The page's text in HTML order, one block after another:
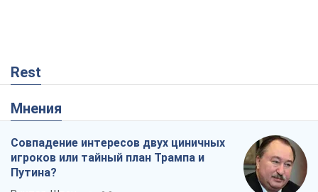
Rest
Мнения
Совпадение интересов двух циничных
игроков или тайный план Трампа и
Путина?